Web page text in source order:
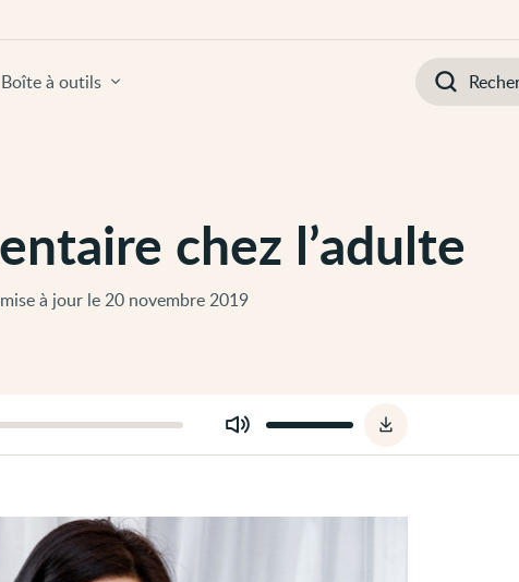
chez l’adulte
à jour le 20 novembre 2019
Boîte à outils
Introduisez
votre
recherche
Télécharger
le
alimentaire
Modifier
volume